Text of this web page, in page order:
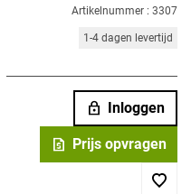
Artikelnummer : 3307
1-4 dagen levertijd
lock Inloggen
request_quote Prijs opvragen